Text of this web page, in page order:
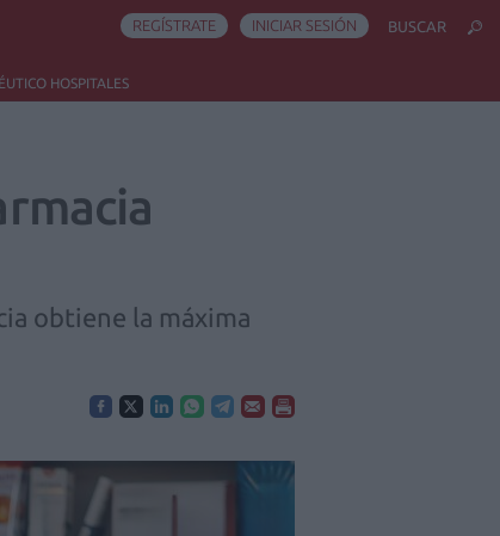
HOSPITALES
REGÍSTRATE INICIAR SESIÓN BUSCAR
obtiene la máxima